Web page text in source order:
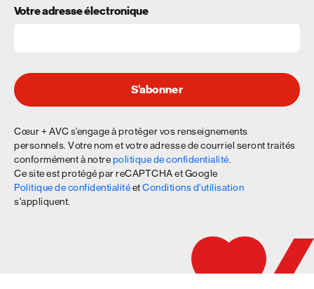
Votre adresse électronique
S’abonner
Cœur + AVC s’engage à protéger vos renseignements
personnels. Votre nom et votre adresse de courriel seront traités
conformément à notrepolitique de confidentialité
Ce site est protégé par reCAPTCHA et Google
Politique de confidentialitéetConditions d'utilisation
s'appliquent.